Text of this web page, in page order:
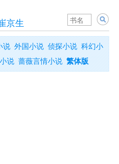
京生
说 外国小说 侦探小说 科幻小
说 蔷薇言情小说 繁体版